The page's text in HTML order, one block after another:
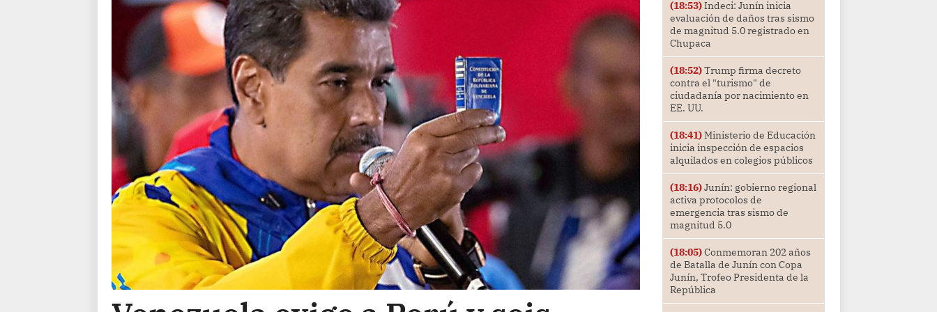
(18:53)Indeci: Junín inicia
evaluación de daños tras sismo
de magnitud 5.0 registrado en
Chupaca
(18:52)Trump firma decreto
contra el "turismo" de
ciudadanía por nacimiento en
EE. UU.
(18:41)Ministerio de Educación
inicia inspección de espacios
alquilados en colegios públicos
(18:16)Junín: gobierno regional
activa protocolos de
emergencia tras sismo de
magnitud 5.0
(18:05)Conmemoran 202 años
de Batalla de Junín con Copa
Junín, Trofeo Presidenta de la
República